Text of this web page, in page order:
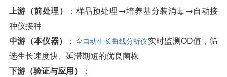
上游（前处理）
：样品预处理→培养基分装消毒→自动接
种仪接种
中游（本仪器）
： 全自动生长曲线分析仪实时监测OD值，筛
选生长速度快、延滞期短的优良菌株
下游（验证与应用）
：